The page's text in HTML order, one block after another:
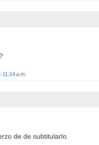
11:14 a.m.
de de subtitularlo.